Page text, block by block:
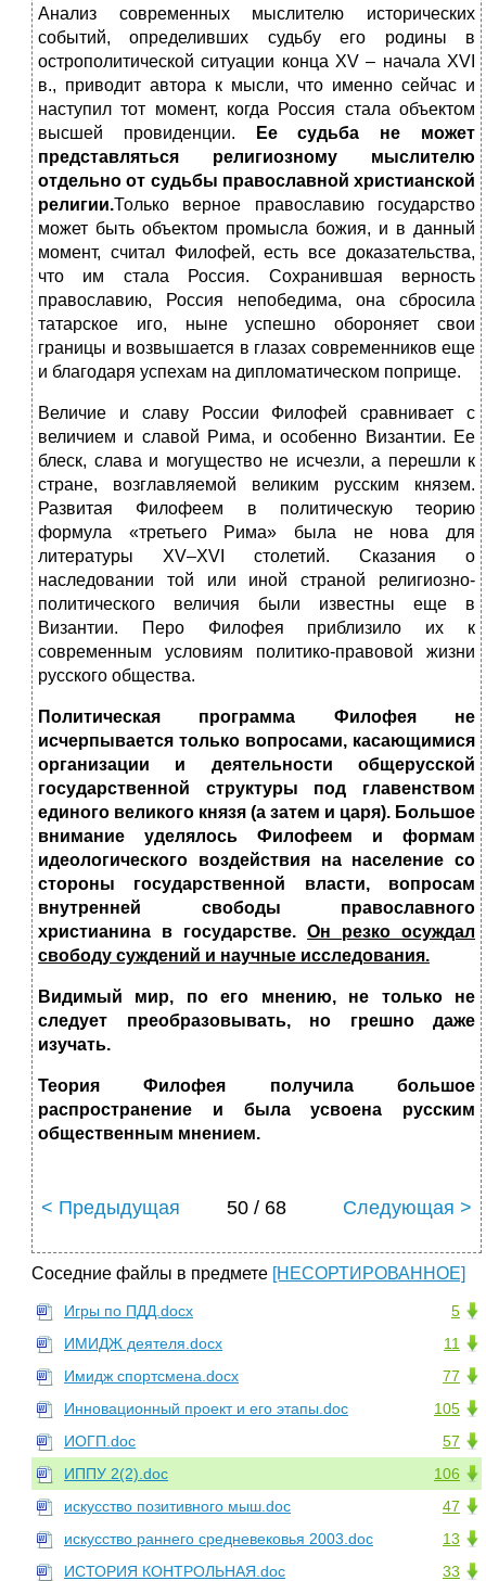
Анализ современных мыслителю исторических
событий, определивших судьбу его родины в
острополитической ситуации конца XV – начала XVI
в., приводит автора к мысли, что именно сейчас и
наступил тот момент, когда Россия стала объектом
высшей провиденции.
Ее судьба не может
представляться религиозному мыслителю
отдельно от судьбы православной христианской
религии.Только верное православию государство
может быть объектом промысла божия, и в данный
момент, считал Филофей, есть все доказательства,
что им стала Россия. Сохранившая верность
православию, Россия непобедима, она сбросила
татарское иго, ныне успешно обороняет свои
границы и возвышается в глазах современников еще
и благодаря успехам на дипломатическом поприще.
Величие и славу России Филофей сравнивает с
величием и славой Рима, и особенно Византии. Ее
блеск, слава и могущество не исчезли, а перешли к
стране, возглавляемой великим русским князем.
Развитая Филофеем в политическую теорию
формула «третьего Рима» была не нова для
литературы XV–XVI столетий. Сказания о
наследовании той или иной страной религиозно-
политического величия были известны еще в
Византии. Перо Филофея приблизило их к
современным условиям политико-правовой жизни
русского общества.
Политическая программа Филофея не
исчерпывается только вопросами, касающимися
организации и деятельности общерусской
государственной структуры под главенством
единого великого князя (а затем и царя). Большое
внимание уделялось Филофеем и формам
идеологического воздействия на население со
стороны государственной власти, вопросам
внутренней свободы православного
христианина в государстве. Он резко осуждал
свободу суждений и научные исследования.
Видимый мир, по его мнению, не только не
следует преобразовывать, но грешно даже
изучать.
Теория Филофея получила большое
распространение и была усвоена русским
общественным мнением.
< Предыдущая 50 / 68 Следующая >
Соседние файлы в предмете [НЕСОРТИРОВАННОЕ]
5
Игры по ПДД.docx
11
ИМИДЖ деятеля.docx
77
Имидж спортсмена.docx
105
Инновационный проект и его этапы.doc
57
ИОГП.doc
106
ИППУ 2(2).doc
47
искусство позитивного мыш.doc
13
искусство раннего средневековья 2003.doc
33
ИСТОРИЯ КОНТРОЛЬНАЯ.doc